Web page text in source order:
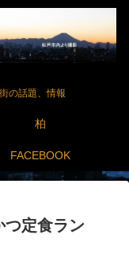
の話題、情報
柏
FACEBOOK
つ定食ラン